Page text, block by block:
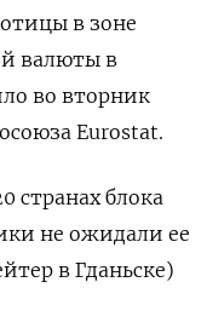
в зоне
валюты в
во вторник
Eurostat.
странах блока
не ожидали ее
в Гданьске)